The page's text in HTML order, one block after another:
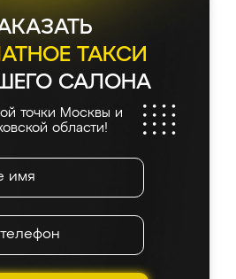
ТАКСИ
САЛОНА
точки Москвы и
области!